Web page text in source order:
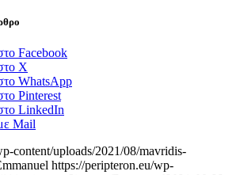
Facebook
X
WhatsApp
Pinterest
LinkedIn
Mail
content/uploads/2021/08/mavridis-
https://peripteron.eu/wp-